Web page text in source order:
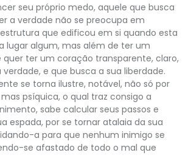
seu próprio medo, aquele que busca
a verdade não se preocupa em
que edificou em si quando esta
lugar algum, mas além de ter um
ter um coração transparente, claro,
e que busca a sua liberdade.
se torna ilustre, notável, não só por
psíquica, o qual traz consigo a
sabe calcular seus passos e
espada, por se tornar atalaia da sua
a para que nenhum inimigo se
se afastado de todo o mal que